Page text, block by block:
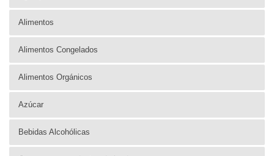
Alimentos
Alimentos Congelados
Alimentos Orgánicos
Azúcar
Bebidas Alcohólicas